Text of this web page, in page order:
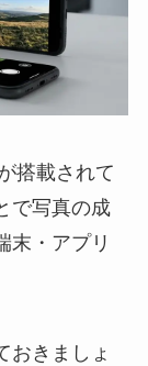
搭載されて
で写真の成
末・アプリ
おきましょ